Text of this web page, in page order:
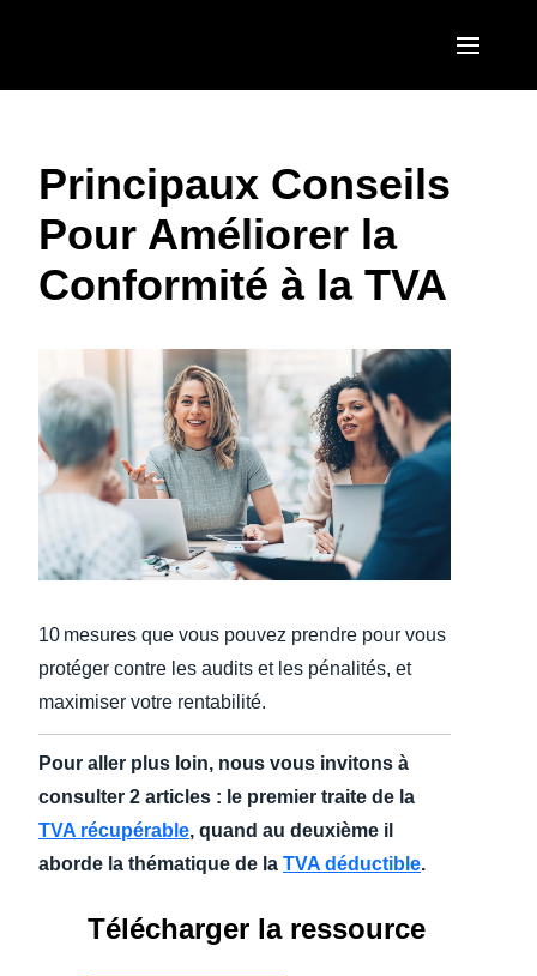
United States (English)
Canada (English)
Canada (Français)
Brasil (Português)
EUROPE
United Kingdom (English)
France (Français)
Italia (Italiano)
Nederlands (English)
Sweden (English)
Denmark (English)
Finland (English)
Belgium (English)
España (Español)
Norway (English)
ASIA PACIFIC
日本（日本語)
Singapore (English)
Principaux Conseils
Pour Améliorer la
Conformité à la TVA
10 mesures que vous pouvez prendre pour vous
protéger contre les audits et les pénalités, et
maximiser votre rentabilité.
Pour aller plus loin, nous vous invitons à
consulter 2 articles : le premier traite de la
TVA récupérable, quand au deuxième il
aborde la thématique de la TVA déductible.
Télécharger la ressource